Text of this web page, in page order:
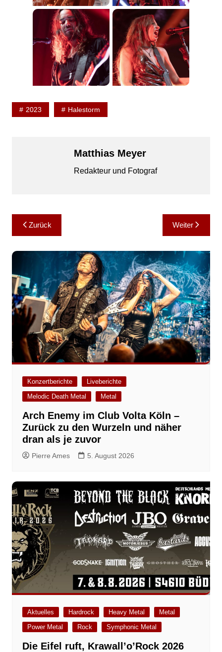
2023 Halestorm
Matthias Meyer
Redakteur und Fotograf
Beitragsnavigation
Zurück Weiter
Konzertberichte
Liveberichte
Melodic Death Metal
Metal
Arch Enemy im Club Volta Köln –
Zurück zu den Wurzeln und näher
dran als je zuvor
Pierre Ames 5. August 2026
Aktuelles Hardrock Heavy Metal
Metal
Power Metal
Rock Symphonic Metal
Die Eifel ruft, Krawall’o’Rock 2026